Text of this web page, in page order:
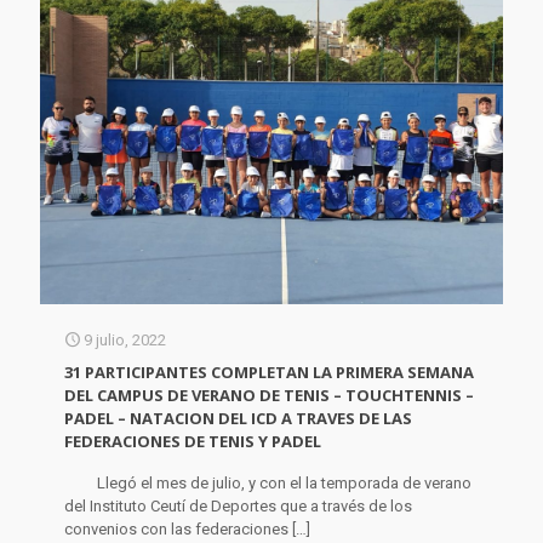
9 julio, 2022
31 PARTICIPANTES COMPLETAN LA PRIMERA SEMANA
DEL CAMPUS DE VERANO DE TENIS – TOUCHTENNIS –
PADEL – NATACION DEL ICD A TRAVES DE LAS
FEDERACIONES DE TENIS Y PADEL
Llegó el mes de julio, y con el la temporada de verano
del Instituto Ceutí de Deportes que a través de los
convenios con las federaciones